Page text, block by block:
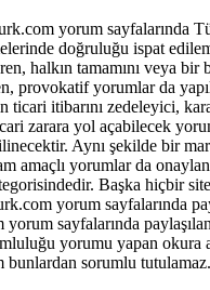
yorum sayfalarında
doğruluğu ispat
halkın tamamını veya
provokatif yorumlar da
ticari itibarını zedeleyici,
zarara yol açabilecek
Aynı şekilde bir
amaçlı yorumlar da
Başka hiçbir
yorum sayfalarında
sayfalarında
yorumu yapan okura
bunlardan sorumlu tutulamaz.